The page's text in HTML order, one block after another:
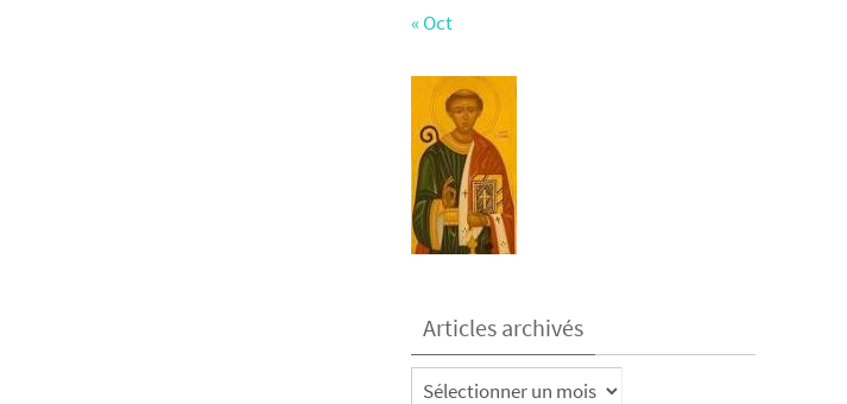
« Oct
Articles archivés
Articles